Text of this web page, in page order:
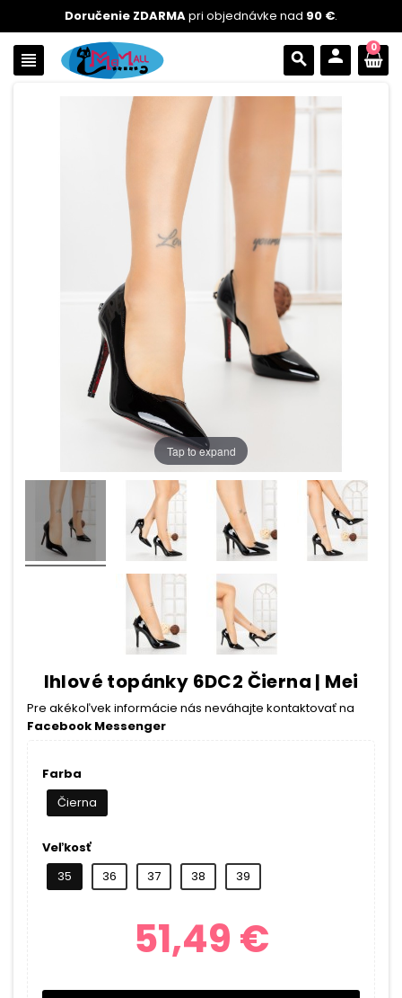
Doručenie ZDARMApri objednávke nad 90 €.
view_headline search person 0
Tap to expand
Ihlové topánky 6DC2 Čierna | Mei
Pre akékoľvek informácie nás neváhajte kontaktovať na
Facebook Messenger
Farba
Čierna
Veľkosť
35
36 37 38 39
51,49 €